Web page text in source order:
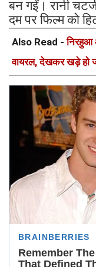
बन गईं। रानी
दम पर फिल्म को
Also Read -निरहुआ
वायरल, देखकर खड़े हो